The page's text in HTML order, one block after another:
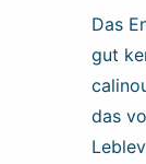
Das
gut
das